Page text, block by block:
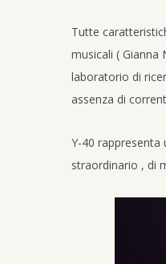
Tutte
musicali ( Gianna
laboratorio di
assenza di
Y-40 rappresenta
straordinario , di